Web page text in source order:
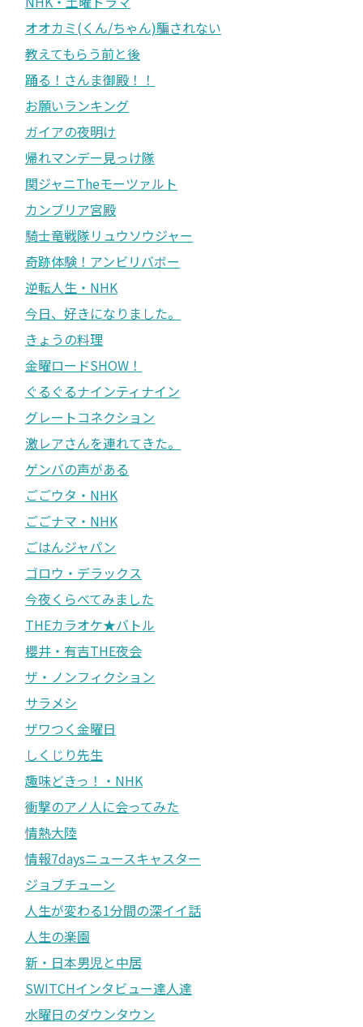
オオカミ(くん/ちゃん)騙されない
教えてもらう前と後
踊る！さんま御殿！！
お願いランキング
ガイアの夜明け
帰れマンデー見っけ隊
関ジャニTheモーツァルト
カンブリア宮殿
騎士竜戦隊リュウソウジャー
奇跡体験！アンビリバボー
逆転人生・NHK
今日、好きになりました。
きょうの料理
金曜ロードSHOW！
ぐるぐるナインティナイン
グレートコネクション
激レアさんを連れてきた。
ゲンバの声がある
ごごウタ・NHK
ごごナマ・NHK
ごはんジャパン
ゴロウ・デラックス
今夜くらべてみました
THEカラオケ★バトル
櫻井・有吉THE夜会
ザ・ノンフィクション
サラメシ
ザワつく金曜日
しくじり先生
趣味どきっ！・NHK
衝撃のアノ人に会ってみた
情熱大陸
情報7daysニュースキャスター
ジョブチューン
人生が変わる1分間の深イイ話
人生の楽園
新・日本男児と中居
SWITCHインタビュー達人達
水曜日のダウンタウン